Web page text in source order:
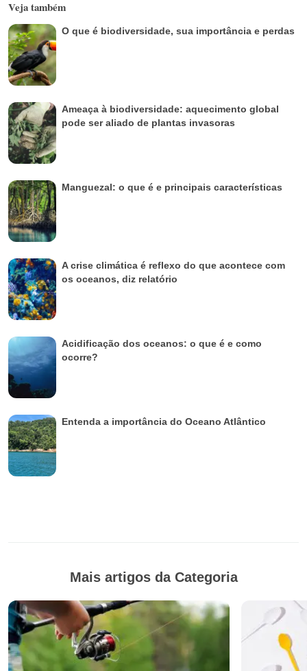
Veja também
O que é biodiversidade, sua importância e perdas
Ameaça à biodiversidade: aquecimento global
pode ser aliado de plantas invasoras
Manguezal: o que é e principais características
A crise climática é reflexo do que acontece com
os oceanos, diz relatório
Acidificação dos oceanos: o que é e como
ocorre?
Entenda a importância do Oceano Atlântico
Mais artigos da Categoria